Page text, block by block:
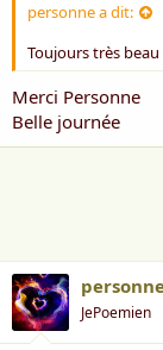
personne a dit:
Toujours très beau
Merci Personne
Belle journée
JePoemien